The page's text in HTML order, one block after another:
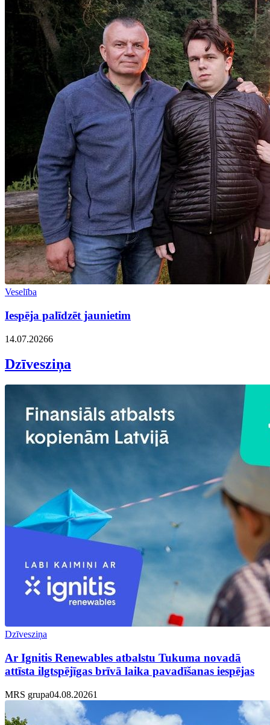
Veselība
Iespēja palīdzēt jaunietim
14.07.20266
Dzīvesziņa
Dzīvesziņa
Ar Ignitis Renewables atbalstu Tukuma novadā
attīsta ilgtspējīgas brīvā laika pavadīšanas iespējas
MRS grupa04.08.20261